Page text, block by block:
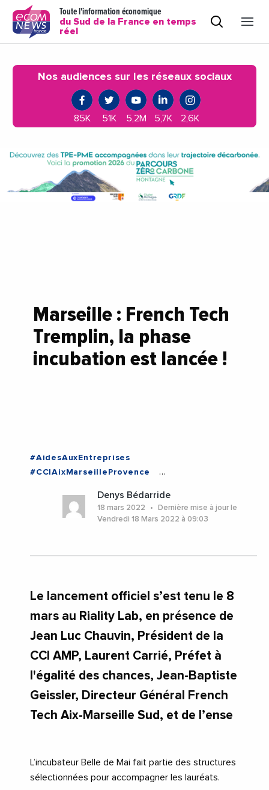
Toute l'information économique
du Sud de la France en temps
réel
Nos audiences sur les réseaux sociaux
85K 51K 5,2M 5,7K 2,6K
Marseille : French Tech
Tremplin, la phase
incubation est lancée !
#AidesAuxEntreprises
#CCIAixMarseilleProvence
#JeanLucChauvin
#Marseille
#ProvenceAlpesCoteDAzur
#StartUp
Denys Bédarride
18 mars 2022
Dernière mise à jour le
Vendredi 18 Mars 2022 à 09:03
Le lancement officiel s’est tenu le 8
mars au Riality Lab, en présence de
Jean Luc Chauvin, Président de la
CCI AMP, Laurent Carrié, Préfet à
l'égalité des chances, Jean-Baptiste
Geissler, Directeur Général French
Tech Aix-Marseille Sud, et de l’ense
L’incubateur Belle de Mai fait partie des structures
sélectionnées pour accompagner les lauréats.